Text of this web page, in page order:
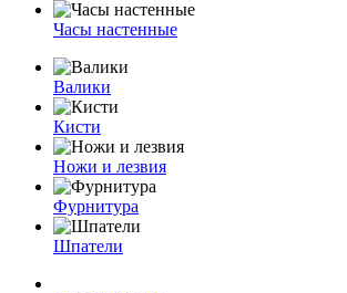
Часы настенные
Валики
Кисти
Ножи и лезвия
Фурнитура
Шпатели